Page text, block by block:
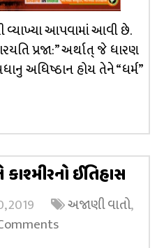
વ્યાખ્યા આપવામાં આવી છે.
પ્રજા:” અર્થાત્ જે ધારણ
અધિષ્ઠાન હોય તેને “ધર્મ”
ઈતિહાસ
2019 અજાણી વાતો,